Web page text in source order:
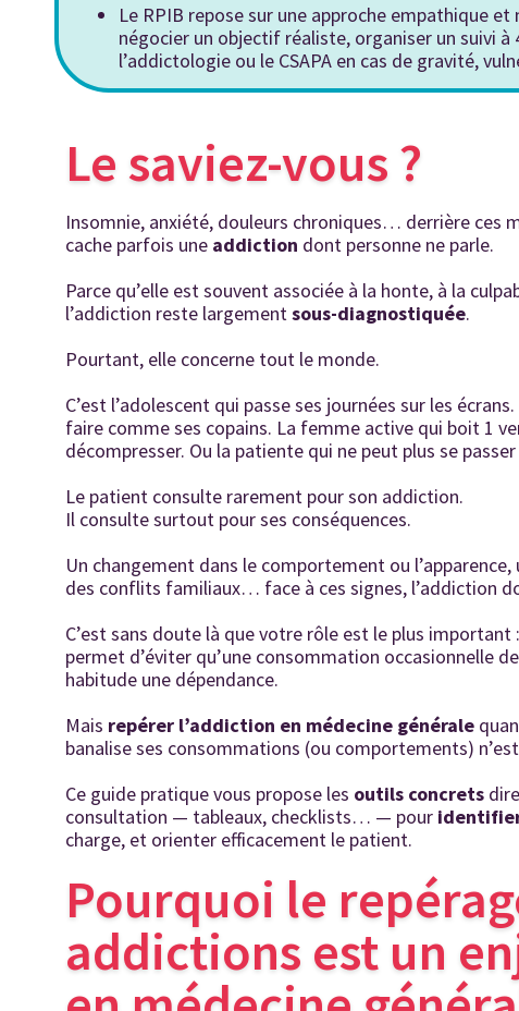
Le RPIB repose sur une approche empathique
négocier un objectif réaliste, organiser un suivi
l’addictologie ou le CSAPA en cas de gravité,
Le saviez-vous ?
Insomnie, anxiété, douleurs chroniques… derrière ces
cache parfois une addiction dont personne ne parle.
Parce qu’elle est souvent associée à la honte, à la
l’addiction reste largementsous-diagnostiquée.
Pourtant, elle concerne tout le monde.
C’est l’adolescent qui passe ses journées sur les
faire comme ses copains. La femme active qui boit 1
décompresser. Ou la patiente qui ne peut plus se
Le patient consulte rarement pour son addiction.
Il consulte surtout pour ses conséquences.
Un changement dans le comportement ou
des conflits familiaux… face à ces signes, l’addiction
C’est sans doute là que votre rôle est le plus important
permet d’éviter qu’une consommation occasionnelle
habitude une dépendance.
Mais repérer l’addiction en médecine générale
banalise ses consommations (ou comportements)
Ce guide pratique vous propose les outils concrets
consultation — tableaux, checklists… — pour
charge, et orienter efficacement le patient.
Pourquoi le
addictions est un